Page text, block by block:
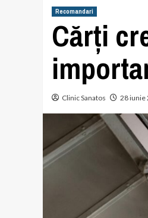
Recomandari
Cărți
Clinic Sanatos 28 iunie